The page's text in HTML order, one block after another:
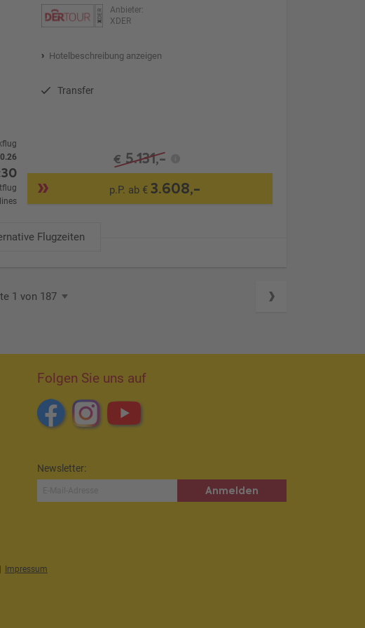
Anbieter:
XDER
Hotelbeschreibung anzeigen
Transfer
€ 5.131,-
p.P. ab €3.608,-
Flugzeiten
1 von 187
Folgen Sie uns auf
Newsletter:
Anmelden
| Impressum